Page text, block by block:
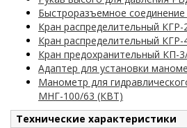
Быстроразъемное соединение
Кран распределительный
Кран распределительный
Кран предохранительный КП-
Адаптер для установки
Манометр для
МНГ-100/63 (КВТ)
Технические характеристики